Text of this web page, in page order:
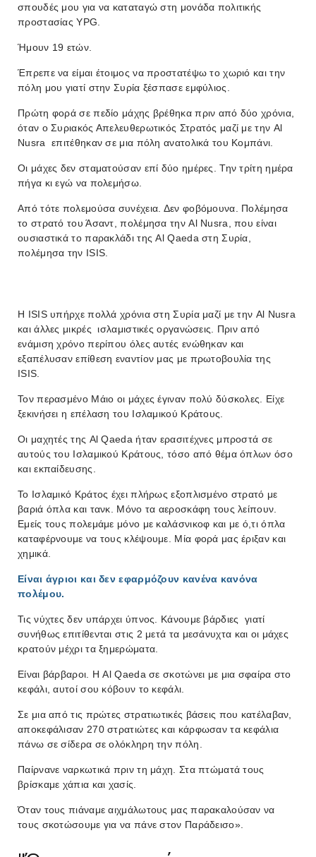
σπουδές μου για να καταταγώ στη μονάδα πολιτικής
προστασίας YPG.
Ήμουν 19 ετών.
Έπρεπε να είμαι έτοιμος να προστατέψω το χωριό και την
πόλη μου γιατί στην Συρία ξέσπασε εμφύλιος.
Πρώτη φορά σε πεδίο μάχης βρέθηκα πριν από δύο χρόνια,
όταν ο Συριακός Απελευθερωτικός Στρατός μαζί με την Al
Nusra επιτέθηκαν σε μια πόλη ανατολικά του Κομπάνι.
Οι μάχες δεν σταματούσαν επί δύο ημέρες. Την τρίτη ημέρα
πήγα κι εγώ να πολεμήσω.
Από τότε πολεμούσα συνέχεια. Δεν φοβόμουνα. Πολέμησα
το στρατό του Άσαντ, πολέμησα την Al Nusra, που είναι
ουσιαστικά το παρακλάδι της Al Qaeda στη Συρία,
πολέμησα την ISIS.
Η ISIS υπήρχε πολλά χρόνια στη Συρία μαζί με την Al Nusra
και άλλες μικρές ισλαμιστικές οργανώσεις. Πριν από
ενάμιση χρόνο περίπου όλες αυτές ενώθηκαν και
εξαπέλυσαν επίθεση εναντίον μας με πρωτοβουλία της
ISIS.
Τον περασμένο Μάιο οι μάχες έγιναν πολύ δύσκολες. Είχε
ξεκινήσει η επέλαση του Ισλαμικού Κράτους.
Οι μαχητές της Al Qaeda ήταν ερασιτέχνες μπροστά σε
αυτούς του Ισλαμικού Κράτους, τόσο από θέμα όπλων όσο
και εκπαίδευσης.
Το Ισλαμικό Κράτος έχει πλήρως εξοπλισμένο στρατό με
βαριά όπλα και τανκ. Μόνο τα αεροσκάφη τους λείπουν.
Εμείς τους πολεμάμε μόνο με καλάσνικοφ και με ό,τι όπλα
καταφέρνουμε να τους κλέψουμε. Μία φορά μας έριξαν και
χημικά.
Είναι άγριοι και δεν εφαρμόζουν κανένα κανόνα
πολέμου.
Τις νύχτες δεν υπάρχει ύπνος. Κάνουμε βάρδιες γιατί
συνήθως επιτίθενται στις 2 μετά τα μεσάνυχτα και οι μάχες
κρατούν μέχρι τα ξημερώματα.
Είναι βάρβαροι. Η Al Qaeda σε σκοτώνει με μια σφαίρα στο
κεφάλι, αυτοί σου κόβουν το κεφάλι.
Σε μια από τις πρώτες στρατιωτικές βάσεις που κατέλαβαν,
αποκεφάλισαν 270 στρατιώτες και κάρφωσαν τα κεφάλια
πάνω σε σίδερα σε ολόκληρη την πόλη.
Παίρνανε ναρκωτικά πριν τη μάχη. Στα πτώματά τους
βρίσκαμε χάπια και χασίς.
Όταν τους πιάναμε αιχμάλωτους μας παρακαλούσαν να
τους σκοτώσουμε για να πάνε στον Παράδεισο».